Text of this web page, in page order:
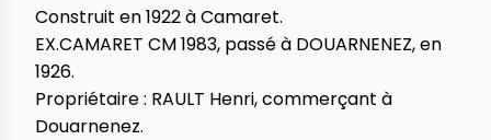
Construit en 1922 à Camaret.
EX.CAMARET CM 1983, passé à DOUARNENEZ, en
1926.
Propriétaire : RAULT Henri, commerçant à
Douarnenez.